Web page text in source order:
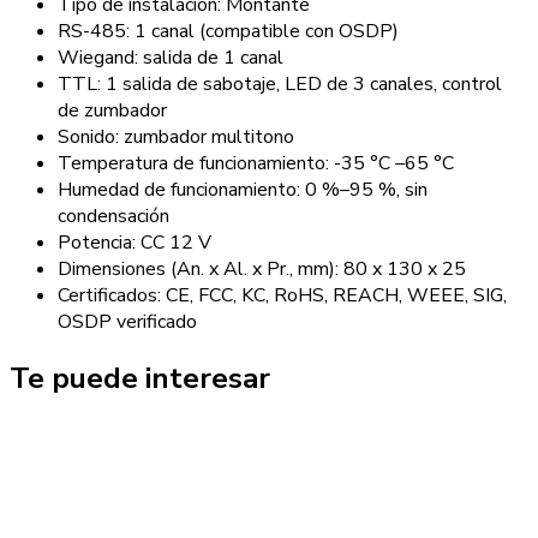
RS-485: 1 canal (compatible con OSDP)
Wiegand: salida de 1 canal
TTL: 1 salida de sabotaje, LED de 3 canales, control
de zumbador
Sonido: zumbador multitono
Temperatura de funcionamiento: -35 °C –65 °C
Humedad de funcionamiento: 0 %–95 %, sin
condensación
Potencia: CC 12 V
Dimensiones (An. x Al. x Pr., mm): 80 x 130 x 25
Certificados: CE, FCC, KC, RoHS, REACH, WEEE, SIG,
OSDP verificado
Te puede interesar